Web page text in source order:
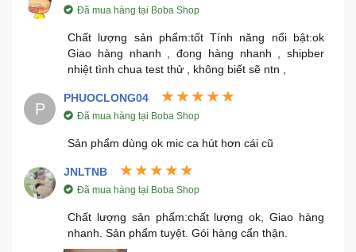
Đã mua hàng tại Boba Shop
Chất lượng sản phẩm:tốt Tính năng nổi bật:ok
Giao hàng nhanh , đong hàng nhanh , shipber
nhiệt tình chua test thử , không biết sẽ ntn ,
P
PHUOCLONG04
Đã mua hàng tại Boba Shop
Sản phẩm dùng ok mic ca hút hơn cái cũ
JNLTNB
Đã mua hàng tại Boba Shop
Chất lượng sản phẩm:chất lượng ok, Giao hàng
nhanh. Sản phẩm tuyệt. Gói hàng cẩn thận.